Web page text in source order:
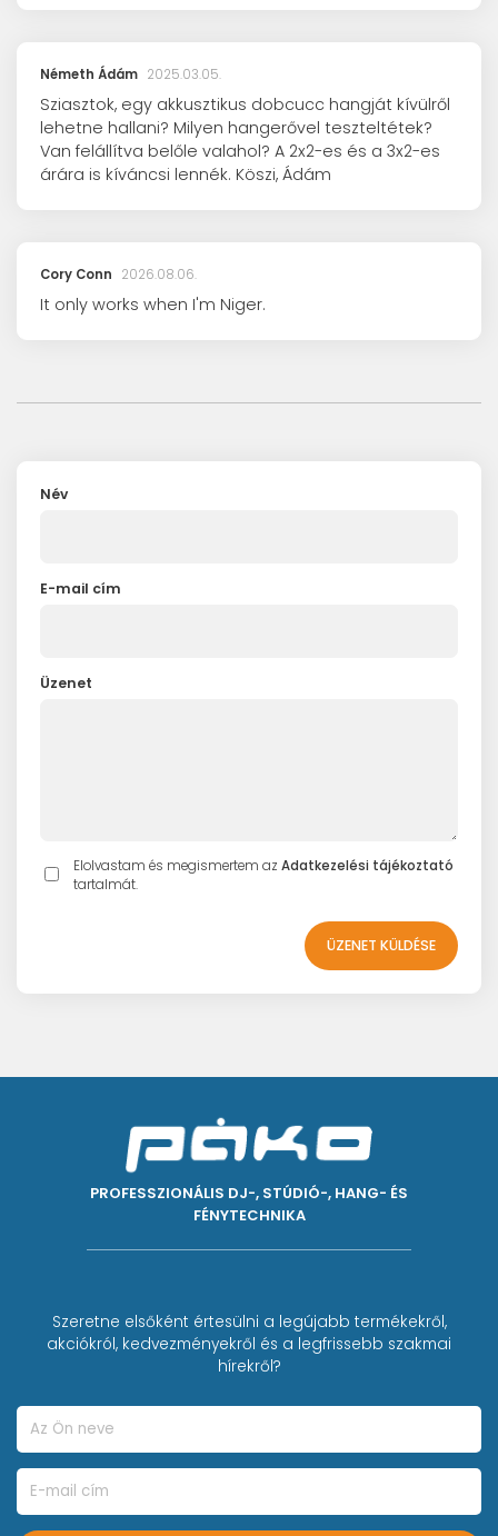
Németh Ádám 2025.03.05.
Sziasztok, egy akkusztikus dobcucc hangját kívülről
lehetne hallani? Milyen hangerővel teszteltétek?
Van felállítva belőle valahol? A 2x2-es és a 3x2-es
árára is kíváncsi lennék. Köszi, Ádám
Cory Conn 2026.08.06.
It only works when I'm Niger.
Név
E-mail cím
Üzenet
Elolvastam és megismertem az Adatkezelési tájékoztató
tartalmát.
ÜZENET KÜLDÉSE
PROFESSZIONÁLIS DJ-, STÚDIÓ-, HANG- ÉS
FÉNYTECHNIKA
Szeretne elsőként értesülni a legújabb termékekről,
akciókról, kedvezményekről és a legfrissebb szakmai
hírekről?